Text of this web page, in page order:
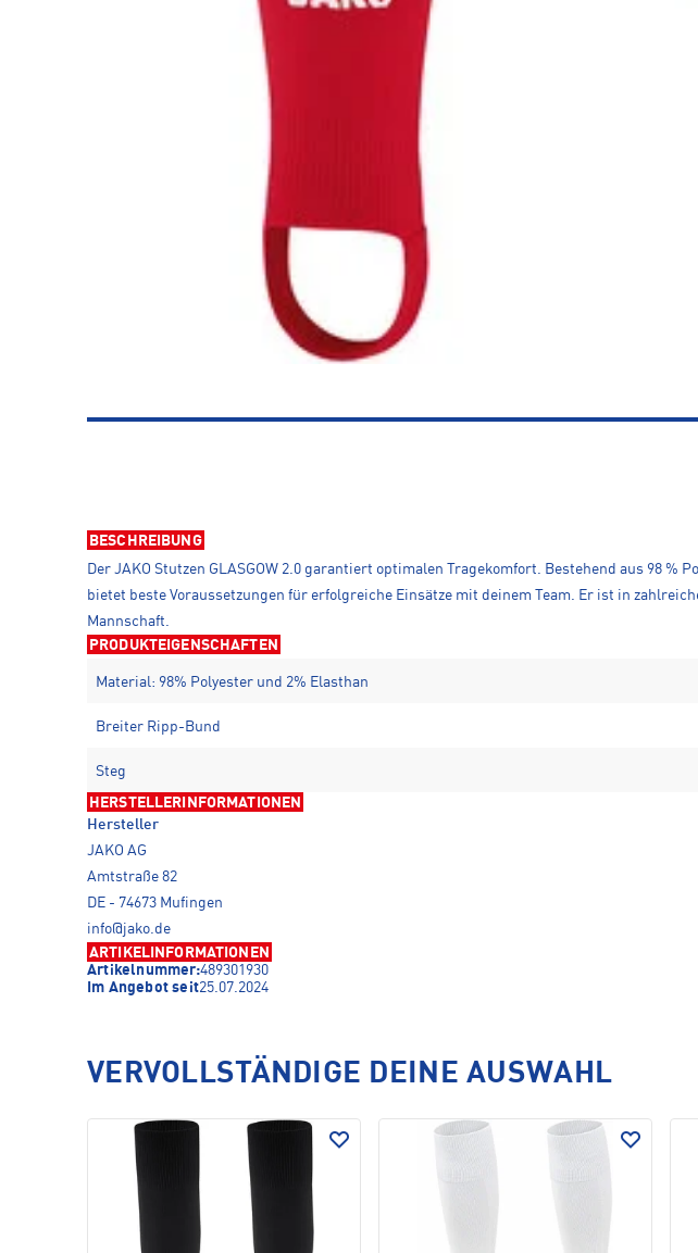
BESCHREIBUNG
Der JAKO Stutzen GLASGOW 2.0 garantiert optimalen Tragekomfort. Bestehend aus 98
bietet beste Voraussetzungen für erfolgreiche Einsätze mit deinem Team. Er ist in
Mannschaft.
PRODUKTEIGENSCHAFTEN
Material: 98% Polyester und 2% Elasthan
Breiter Ripp-Bund
Steg
HERSTELLERINFORMATIONEN
Hersteller
JAKO AG
Amtstraße 82
DE - 74673 Mufingen
info@jako.de
ARTIKELINFORMATIONEN
Artikelnummer:489301930
Im Angebot seit25.07.2024
VERVOLLSTÄNDIGE DEINE AUSWAHL